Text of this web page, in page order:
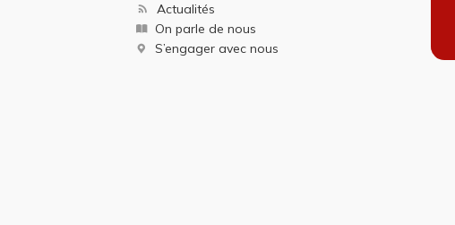
Actualités
On parle de nous
S’engager avec nous